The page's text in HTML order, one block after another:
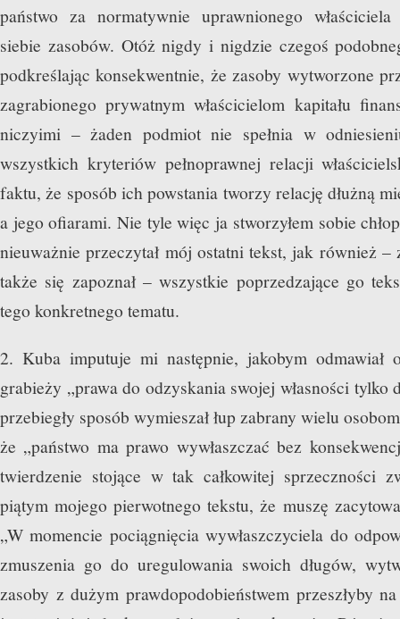
państwo za normatywnie uprawnionego
siebie zasobów. Otóż nigdy i nigdzie czegoś
podkreślając konsekwentnie, że zasoby wytworzone
zagrabionego prywatnym właścicielom kapitału
niczyimi – żaden podmiot nie spełnia w
wszystkich kryteriów pełnoprawnej relacji
faktu, że sposób ich powstania tworzy relację dłużną
a jego ofiarami. Nie tyle więc ja stworzyłem sobie
nieuważnie przeczytał mój ostatni tekst, jak również –
także się zapoznał – wszystkie poprzedzające go
tego konkretnego tematu.
2. Kuba imputuje mi następnie, jakobym odmawiał
grabieży „prawa do odzyskania swojej własności tylko
przebiegły sposób wymieszał łup zabrany wielu
że „państwo ma prawo wywłaszczać bez
twierdzenie stojące w tak całkowitej sprzeczności
piątym mojego pierwotnego tekstu, że muszę
„W momencie pociągnięcia wywłaszczyciela do
zmuszenia go do uregulowania swoich długów,
zasoby z dużym prawdopodobieństwem przeszłyby